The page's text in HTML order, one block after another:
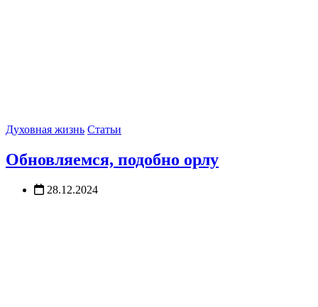
Духовная жизнь Статьи
Обновляемся, подобно орлу
28.12.2024